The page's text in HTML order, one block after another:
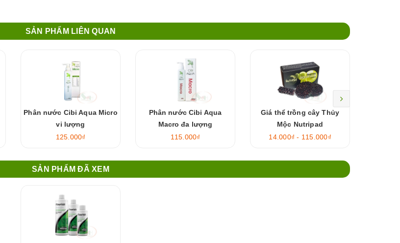
SẢN PHẨM LIÊN QUAN
Phân nước Cibi Aqua Micro
vi lượng
125.000₫
Phân nước Cibi Aqua
Macro đa lượng
115.000₫
Giá thể trồng cây Thủy
Mộc Nutripad
14.000₫ - 115.000₫
SẢN PHẨM ĐÃ XEM